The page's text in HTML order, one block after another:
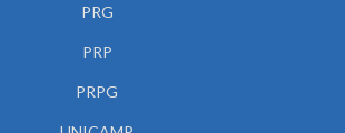
PRG
PRP
PRPG